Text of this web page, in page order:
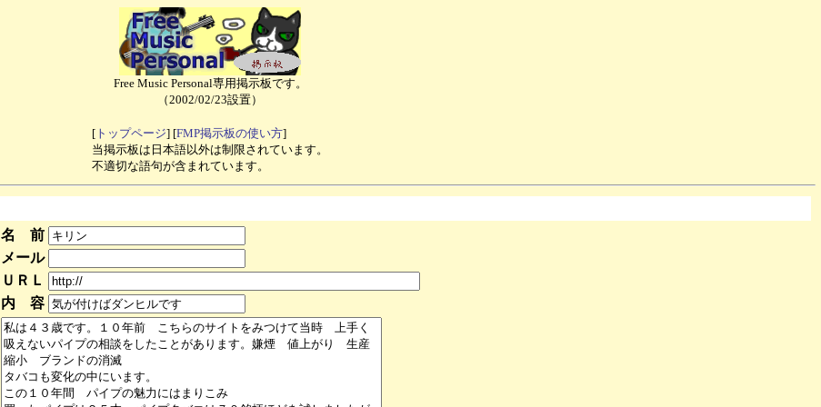
Free Music Personal専用掲示板です。
（2002/02/23設置）
[ トップページ] [FMP掲示板の使い方]
当掲示板は日本語以外は制限されています。
不適切な語句が含まれています。
名 前
メール
ＵＲＬ
内 容